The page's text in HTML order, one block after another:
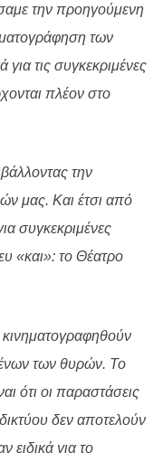
την προηγούμενη
των
τις συγκεκριμένες
πλέον στο
την
μας. Και έτσι από
συγκεκριμένες
«και»: το Θέατρο
των θυρών. Το
ότι οι παραστάσεις
δεν αποτελούν
ειδικά για το